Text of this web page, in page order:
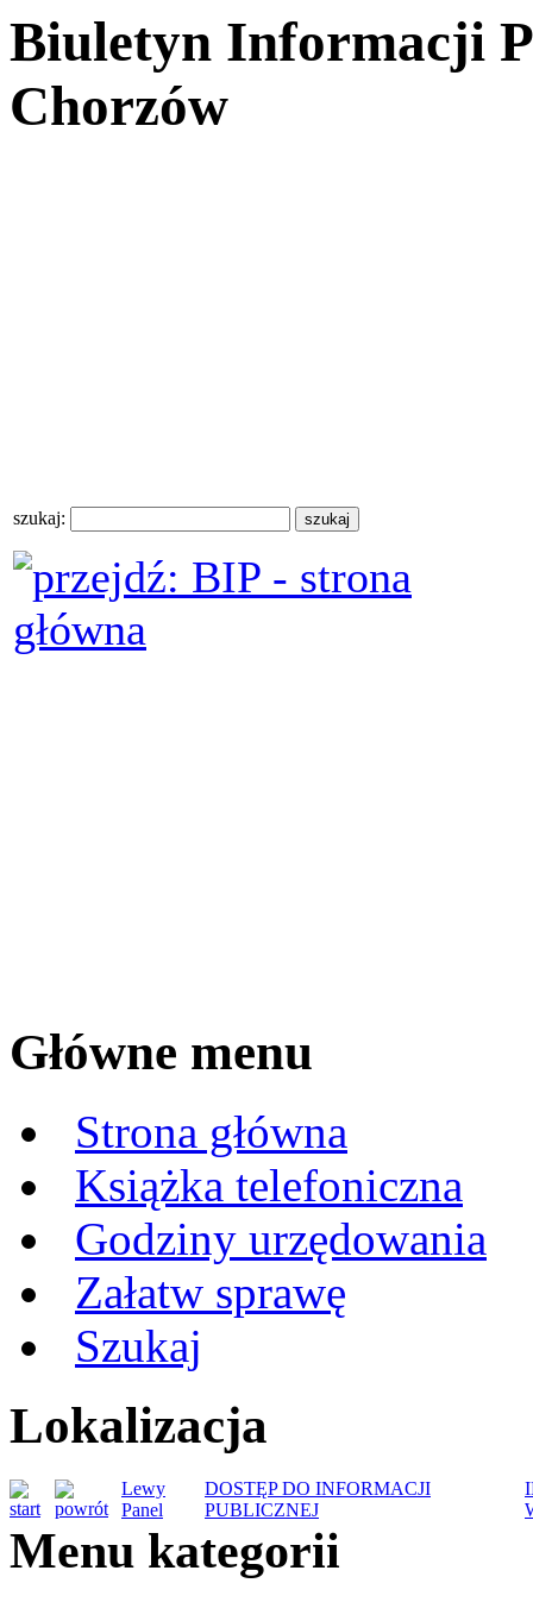
Biuletyn Informacji
Chorzów
szukaj:
Główne menu
Strona główna
Książka telefoniczna
Godziny urzędowania
Załatw sprawę
Szukaj
Lokalizacja
Lewy
Panel
DOSTĘP DO INFORMACJI
PUBLICZNEJ
Menu kategorii